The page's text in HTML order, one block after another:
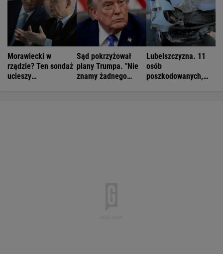
Morawiecki w
rządzie? Ten sondaż
ucieszy
Sąd pokrzyżował
plany Trumpa. "Nie
znamy żadnego
Lubelszczyzna. 11
osób
poszkodowanych,